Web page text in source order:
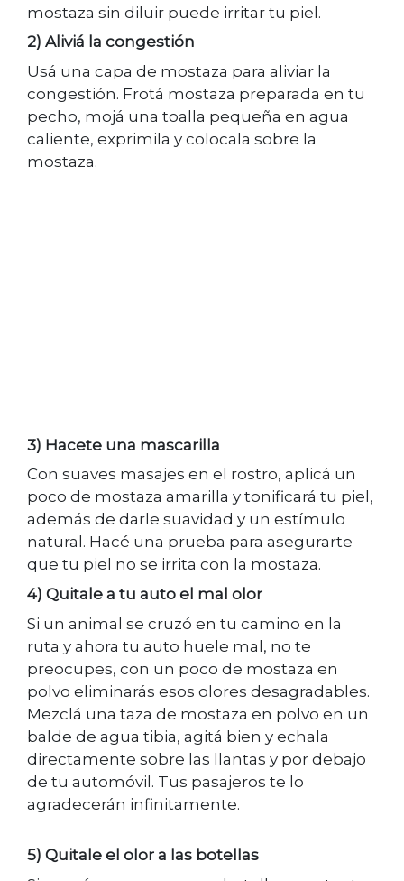
mostaza sin diluir puede irritar tu piel.
2) Aliviá la congestión
Usá una capa de mostaza para aliviar la
congestión. Frotá mostaza preparada en tu
pecho, mojá una toalla pequeña en agua
caliente, exprimila y colocala sobre la
mostaza.
3) Hacete una mascarilla
Con suaves masajes en el rostro, aplicá un
poco de mostaza amarilla y tonificará tu piel,
además de darle suavidad y un estímulo
natural. Hacé una prueba para asegurarte
que tu piel no se irrita con la mostaza.
4) Quitale a tu auto el mal olor
Si un animal se cruzó en tu camino en la
ruta y ahora tu auto huele mal, no te
preocupes, con un poco de mostaza en
polvo eliminarás esos olores desagradables.
Mezclá una taza de mostaza en polvo en un
balde de agua tibia, agitá bien y echala
directamente sobre las llantas y por debajo
de tu automóvil. Tus pasajeros te lo
agradecerán infinitamente.
5) Quitale el olor a las botellas